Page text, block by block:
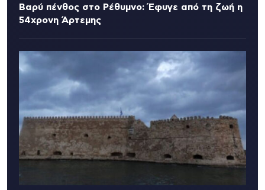
Βαρύ πένθος στο Ρέθυμνο: Έφυγε από τη ζωή η
54χρονη Άρτεμης